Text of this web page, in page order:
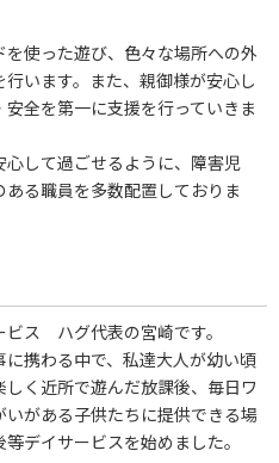
使った遊び、色々な場所への外
います。また、親御様が安心し
全を第一に支援を行っていきま
して過ごせるように、障害児
ある職員を多数配置しておりま
ス ハグ代表の宮崎です。
携わる中で、私達大人が幼い頃
く近所で遊んだ放課後、毎日ワ
がある子供たちに提供できる場
デイサービスを始めました。